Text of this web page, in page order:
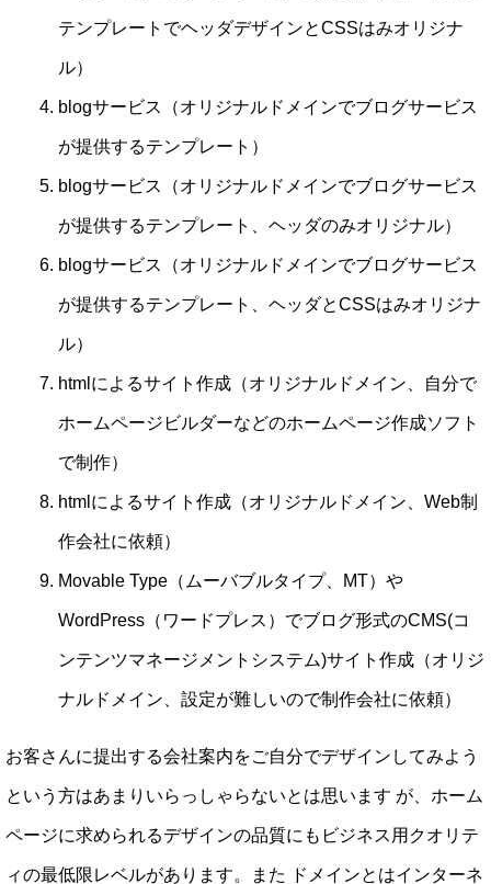
テンプレートでヘッダデザインとCSSはみオリジナ
ル）
blogサービス（オリジナルドメインでブログサービス
が提供するテンプレート）
blogサービス（オリジナルドメインでブログサービス
が提供するテンプレート、ヘッダのみオリジナル）
blogサービス（オリジナルドメインでブログサービス
が提供するテンプレート、ヘッダとCSSはみオリジナ
ル）
htmlによるサイト作成（オリジナルドメイン、自分で
ホームページビルダーなどのホームページ作成ソフト
で制作）
htmlによるサイト作成（オリジナルドメイン、Web制
作会社に依頼）
Movable Type（ムーバブルタイプ、MT）や
WordPress（ワードプレス）でブログ形式のCMS(コ
ンテンツマネージメントシステム)サイト作成（オリジ
ナルドメイン、設定が難しいので制作会社に依頼）
お客さんに提出する会社案内をご自分でデザインしてみよう
という方はあまりいらっしゃらないとは思います が、ホーム
ページに求められるデザインの品質にもビジネス用クオリテ
ィの最低限レベルがあります。また ドメインとはインターネ